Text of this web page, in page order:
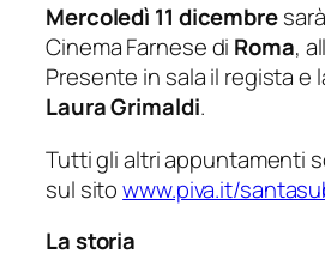
Mercoledì 11 dicembre
Cinema Farnese di Roma,
Presente in sala il regista e
Laura Grimaldi.
Tutti gli altri appuntamenti
sul sitowww.piva.it/
La storia